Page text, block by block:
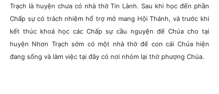
Trạch là huyện chưa có nhà thờ Tin Lành. Sau khi học đến phần
Chấp sự có trách nhiệm hổ trợ mở mang Hội Thánh, và trước khi
kết thúc khoá học các Chấp sự cầu nguyện để Chúa cho tại
huyện Nhơn Trạch sớm có một nhà thờ để con cái Chúa hiện
đang sống và làm việc tại đây có nơi nhóm lại thờ phượng Chúa.